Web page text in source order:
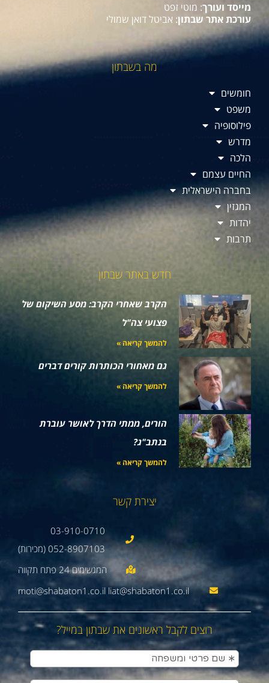
מייסד ועורך: מוטי זפט
עורכת אתר שבתון: אביטל דואן שמולי
מה בשבתון
חומשים
משפט
פילוסופיה
מדרש
הלכה
החיים עצמם
בחברה הישראלית
המגזין
יהדות
תרבות
חדש באתר שבתון
הקרב שאחרי הקרב: מסע השיקום של
פצועי צה"ל
להמשך קריאה »
גם מאחורי הכותרות קורים דברים
להמשך קריאה »
הורים, ממתי הדרך לאושר עוברת
בנתב"ג?
להמשך קריאה »
יצירת קשר
03-910-0710
052-8907103 (מכירות)
moti@shabaton1.co.il liat@shabaton1.co.il
רוצים לקבל ראשונים את שבתון במייל?